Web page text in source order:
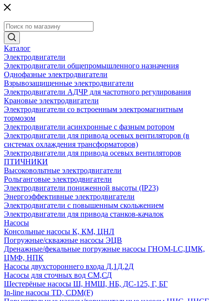
Каталог
Электродвигатели
Электродвигатели общепромышленного назначения
Однофазные электродвигатели
Взрывозащищенные электродвигатели
Электродвигатели АДЧР для частотного регулирования
Крановые электродвигатели
Электродвигатели со встроенным электромагнитным
тормозом
Электродвигатели асинхронные с фазным ротором
Электродвигатели для привода осевых вентиляторов (в
системах охлаждения трансформаторов)
Электродвигатели для привода осевых вентиляторов
ПТИЧНИКИ
Высоковольтные электродвигатели
Рольганговые электродвигатели
Электродвигатели пониженной высоты (IP23)
Энергоэффективные электродвигатели
Электродвигатели с повышенным скольжением
Электродвигатели для привода станков-качалок
Насосы
Консольные насосы К, КМ, ЦНЛ
Погружные/скважные насосы ЭЦВ
Дренажные/фекальные погружные насосы ГНОМ-LC,ЦМК,
ЦМФ, НПК
Насосы двухстороннего входа Д,1Д,2Д
Насосы для сточных вод СМ,СД
Шестерёные насосы Ш, НМШ, НБ, ДС-125, Г, БГ
In-line насосы TD, CDM(F)